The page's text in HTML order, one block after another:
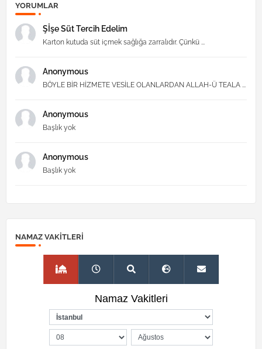
YORUMLAR
Şİşe Süt Tercih Edelim
Karton kutuda süt içmek sağlığa zarralıdır. Çünkü ...
Anonymous
BÖYLE BİR HİZMETE VESİLE OLANLARDAN ALLAH-Ü TEALA ...
Anonymous
Başlık yok
Anonymous
Başlık yok
NAMAZ VAKITLERI